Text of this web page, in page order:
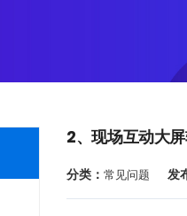
2、现场互动大
分类： 常见问题 发